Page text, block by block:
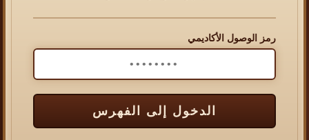
رمز الوصول الأكاديمي
الدخول إلى الفهرس